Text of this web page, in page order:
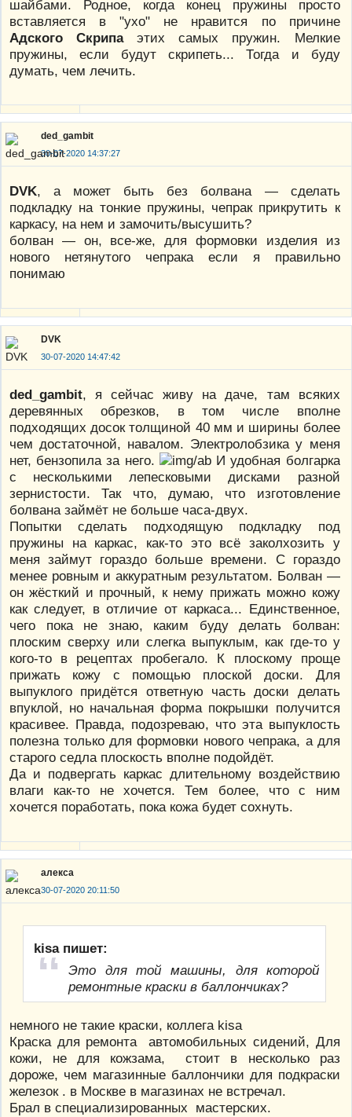
шайбами. Родное, когда конец пружины просто
вставляется в "ухо" не нравится по причине
Адского Скрипаэтих самых пружин. Мелкие
пружины, если будут скрипеть... Тогда и буду
думать, чем лечить.
ded_gambit
30-07-2020 14:37:27
DVK, а может быть без болвана — сделать
подкладку на тонкие пружины, чепрак прикрутить к
каркасу, на нем и замочить/высушить?
болван — он, все-же, для формовки изделия из
нового нетянутого чепрака если я правильно
понимаю
DVK
30-07-2020 14:47:42
ded_gambit, я сейчас живу на даче, там всяких
деревянных обрезков, в том числе вполне
подходящих досок толщиной 40 мм и ширины более
чем достаточной, навалом. Электролобзика у меня
нет, бензопила за него.
И удобная болгарка
с несколькими лепесковыми дисками разной
зернистости. Так что, думаю, что изготовление
болвана займёт не больше часа-двух.
Попытки сделать подходящую подкладку под
пружины на каркас, как-то это всё заколхозить у
меня займут гораздо больше времени. С гораздо
менее ровным и аккуратным результатом. Болван —
он жёсткий и прочный, к нему прижать можно кожу
как следует, в отличие от каркаса... Единственное,
чего пока не знаю, каким буду делать болван:
плоским сверху или слегка выпуклым, как где-то у
кого-то в рецептах пробегало. К плоскому проще
прижать кожу с помощью плоской доски. Для
выпуклого придётся ответную часть доски делать
впуклой, но начальная форма покрышки получится
красивее. Правда, подозреваю, что эта выпуклость
полезна только для формовки нового чепрака, а для
старого седла плоскость вполне подойдёт.
Да и подвергать каркас длительному воздействию
влаги как-то не хочется. Тем более, что с ним
хочется поработать, пока кожа будет сохнуть.
алекса
30-07-2020 20:11:50
kisa пишет:
Это для той машины, для которой
ремонтные краски в баллончиках?
немного не такие краски, коллега kisa
Краска для ремонта автомобильных сидений, Для
кожи, не для кожзама, стоит в несколько раз
дороже, чем магазинные баллончики для подкраски
железок . в Москве в магазинах не встречал.
Брал в специализированных мастерских.